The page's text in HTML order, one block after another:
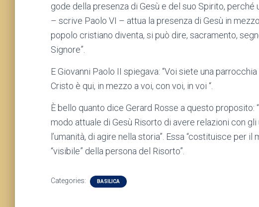
gode della presenza di Gesù e del suo Spirito, perché
– scrive Paolo VI – attua la presenza di Gesù in
popolo cristiano diventa, si può dire, sacramento,
Signore”.
E Giovanni Paolo II spiegava: “Voi siete una
Cristo è qui, in mezzo a voi, con voi, in voi “.
È bello quanto dice Gerard Rosse a questo proposito:
modo attuale di Gesù Risorto di avere relazioni con
l’umanità, di agire nella storia”. Essa “costituisce per
“visibile” della persona del Risorto”.
Categories: BASILICA